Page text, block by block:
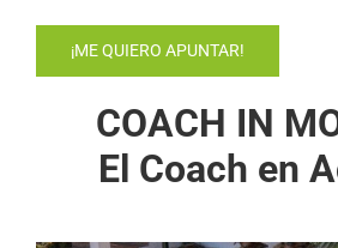
¡ME QUIERO APUNTAR!
COACH IN
El Coach en